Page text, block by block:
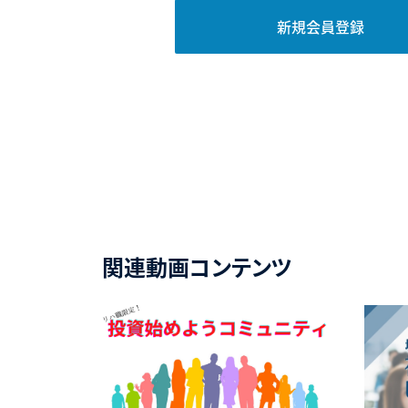
新規会員登録
関連動画コンテンツ